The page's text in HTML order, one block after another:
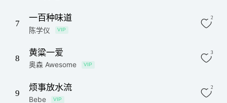
7
一百种味道
陈学仪 VIP
2
8
黄粱一爱
奥森 Awesome VIP
3
9
烦事放水流
Bebe VIP
2